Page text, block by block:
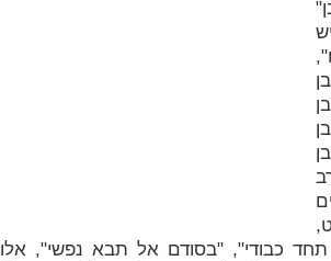
כבודי", "בסודם אל תבא נפשי", אלו